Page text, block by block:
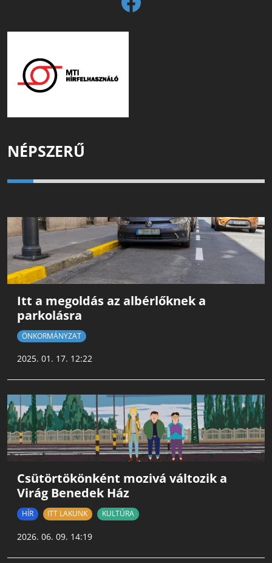
NÉPSZERŰ
Itt a megoldás az albérlőknek a
parkolásra
ÖNKORMÁNYZAT
2025. 01. 17. 12:22
Csütörtökönként mozivá változik a
Virág Benedek Ház
HÍR ITT LAKUNK KULTÚRA
2026. 06. 09. 14:19